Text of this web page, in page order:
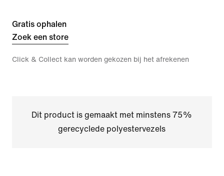
Gratis ophalen
Zoek een store
Click & Collect kan worden gekozen bij het afrekenen
Dit product is gemaakt met minstens 75%
gerecyclede polyestervezels